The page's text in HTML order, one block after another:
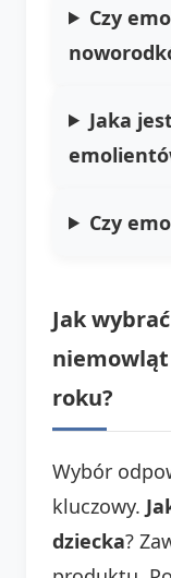
Czy
Jaka
Czy
Jak
niemowląt
roku?
Wybór
kluczowy.
dziecka?